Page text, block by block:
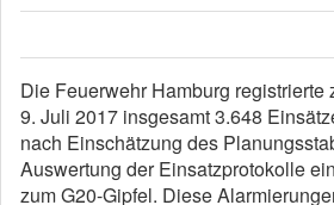
Die Feuerwehr Hamburg registrierte
9. Juli 2017 insgesamt 3.648
nach Einschätzung des
Auswertung der Einsatzprotokolle
zum G20-Gipfel. Diese